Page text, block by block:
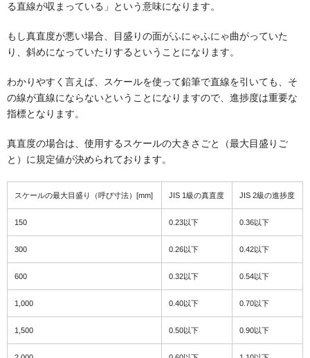
る直線が収まっている」という意味になります。
もし真直度が悪い場合、目盛りの面がふにゃふにゃ曲がっていた
り、斜めになっていたりするということになります。
わかりやすく言えば、スケールを使って鉛筆で直線を引いても、そ
の線が直線にならないということになりますので、進捗度は重要な
指標となります。
真直度の場合は、使用するスケールの大きさごと（最大目盛りご
と）に規定値が決められております。
スケールの最大目盛り（呼び寸法）[mm] JIS 1級の真直度 JIS 2級の進捗度
150 0.23以下 0.36以下
300 0.26以下 0.42以下
600 0.32以下 0.54以下
1,000 0.40以下 0.70以下
1,500 0.50以下 0.90以下